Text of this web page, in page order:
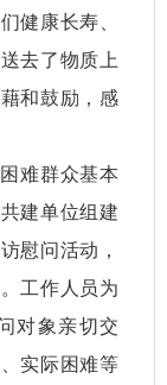
健康长寿、
去了物质上
和鼓励，感
难群众基本
建单位组建
慰问活动，
工作人员为
对象亲切交
实际困难等